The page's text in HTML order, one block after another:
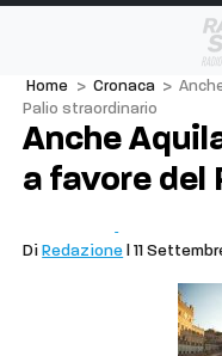
Home > Cronaca >
Palio straordinario
Anche
a favore del
Di Redazione | 11